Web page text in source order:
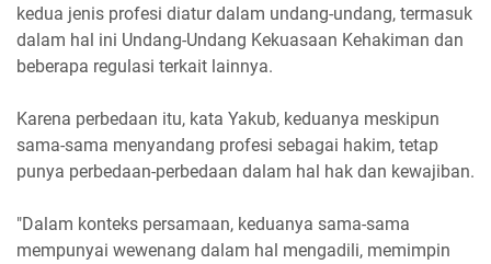
kedua jenis profesi diatur dalam undang-undang, termasuk
dalam hal ini Undang-Undang Kekuasaan Kehakiman dan
beberapa regulasi terkait lainnya.
Karena perbedaan itu, kata Yakub, keduanya meskipun
sama-sama menyandang profesi sebagai hakim, tetap
punya perbedaan-perbedaan dalam hal hak dan kewajiban.
"Dalam konteks persamaan, keduanya sama-sama
mempunyai wewenang dalam hal mengadili, memimpin